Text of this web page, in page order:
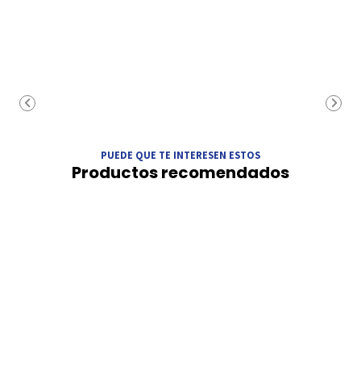
PUEDE QUE TE INTERESEN ESTOS
Productos recomendados